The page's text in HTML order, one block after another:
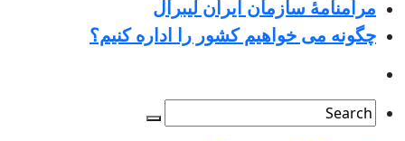
مرامنامۀ سازمان ایران لیبرال
چگونه می خواهیم کشور را اداره کنیم؟